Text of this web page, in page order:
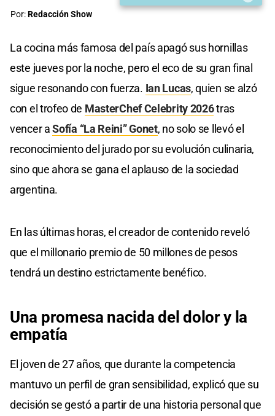
Por:Redacción Show
La cocina más famosa del país apagó sus hornillas
este jueves por la noche, pero el eco de su gran final
sigue resonando con fuerza. Ian Lucas, quien se alzó
con el trofeo de MasterChef Celebrity 2026tras
vencer aSofía “La Reini” Gonet, no solo se llevó el
reconocimiento del jurado por su evolución culinaria,
sino que ahora se gana el aplauso de la sociedad
argentina.
En las últimas horas, el creador de contenido reveló
que el millonario premio de 50 millones de pesos
tendrá un destino estrictamente benéfico.
Una promesa nacida del dolor y la
empatía
El joven de 27 años, que durante la competencia
mantuvo un perfil de gran sensibilidad, explicó que su
decisión se gestó a partir de una historia personal que